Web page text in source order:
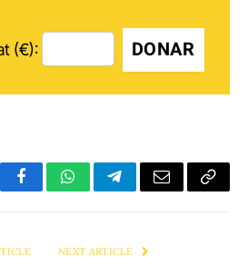
(€): DONAR
FacebookWhatsAppTelegramEmail Copy
NEXT ARTICLE